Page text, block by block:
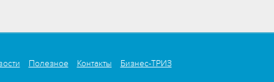
Полезное Контакты Бизнес-ТРИЗ